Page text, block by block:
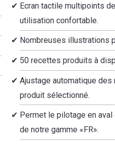
Ecran tactile multipoints
utilisation confortable.
Nombreuses illustrations
50 recettes produits à
Ajustage automatique
produit sélectionné.
Permet le pilotage en aval
de notre gamme «FR».